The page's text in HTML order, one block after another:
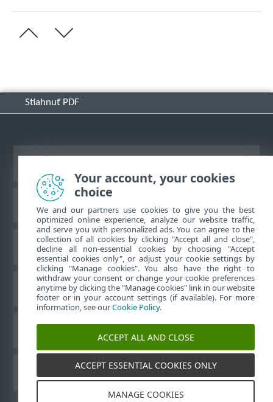
Stiahnuť PDF
Databáza znalostí ESET
ESET Fórum
Technická podpora
Používateľské príručky ESET
Your account, your cookies
choice
We and our partners use cookies to give you the best
optimized online experience, analyze our website traffic,
and serve you with personalized ads. You can agree to the
collection of all cookies by clicking "Accept all and close",
decline all non-essential cookies by choosing "Accept
essential cookies only", or adjust your cookie settings by
clicking "Manage cookies". You also have the right to
withdraw your consent or change your cookie preferences
anytime by clicking the "Manage cookies" link in our website
footer or in your account settings (if available). For more
information, see ourCookie Policy.
ACCEPT ALL AND CLOSE
ACCEPT ESSENTIAL COOKIES ONLY
MANAGE COOKIES